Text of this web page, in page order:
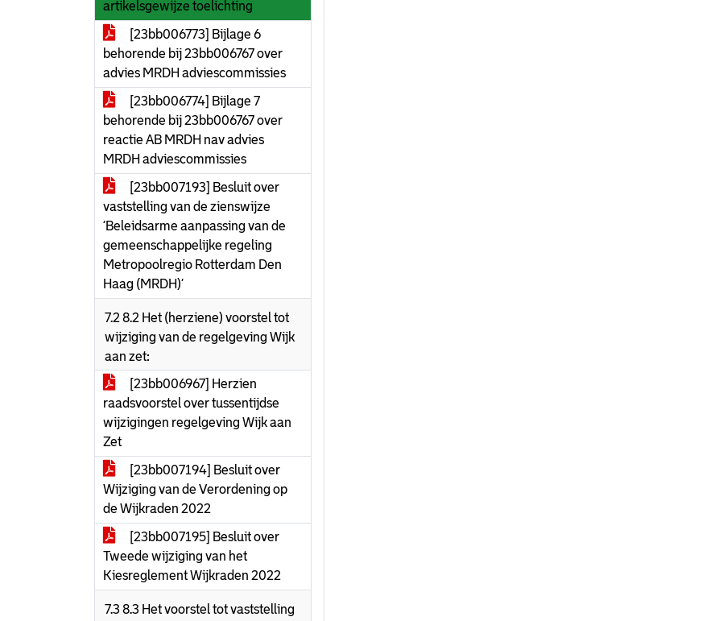
artikelsgewijze toelichting
[23bb006773] Bijlage 6
behorende bij 23bb006767 over
advies MRDH adviescommissies
[23bb006774] Bijlage 7
behorende bij 23bb006767 over
reactie AB MRDH nav advies
MRDH adviescommissies
[23bb007193] Besluit over
vaststelling van de zienswijze
‘Beleidsarme aanpassing van de
gemeenschappelijke regeling
Metropoolregio Rotterdam Den
Haag (MRDH)’
7.2 8.2 Het (herziene) voorstel tot
wijziging van de regelgeving Wijk
aan zet:
[23bb006967] Herzien
raadsvoorstel over tussentijdse
wijzigingen regelgeving Wijk aan
Zet
[23bb007194] Besluit over
Wijziging van de Verordening op
de Wijkraden 2022
[23bb007195] Besluit over
Tweede wijziging van het
Kiesreglement Wijkraden 2022
7.3 8.3 Het voorstel tot vaststelling